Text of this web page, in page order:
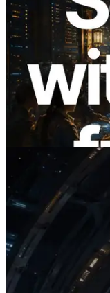
2026.08.05
ERPC 擴展
增全球 7 個
Validators